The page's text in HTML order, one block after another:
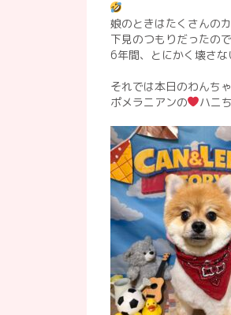
娘のときはたくさんの
下見のつもりだったの
6年間、とにかく壊さ
それでは本日のわんち
ポメラニアンの
ハニ